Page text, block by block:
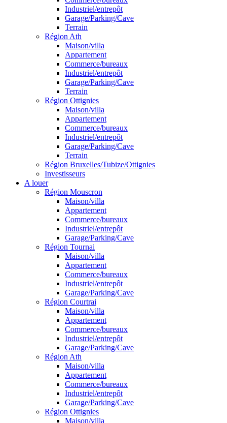
Industriel/entrepôt
Garage/Parking/Cave
Terrain
Région Ath
Maison/villa
Appartement
Commerce/bureaux
Industriel/entrepôt
Garage/Parking/Cave
Terrain
Région Ottignies
Maison/villa
Appartement
Commerce/bureaux
Industriel/entrepôt
Garage/Parking/Cave
Terrain
Région Bruxelles/Tubize/Ottignies
Investisseurs
A louer
Région Mouscron
Maison/villa
Appartement
Commerce/bureaux
Industriel/entrepôt
Garage/Parking/Cave
Région Tournai
Maison/villa
Appartement
Commerce/bureaux
Industriel/entrepôt
Garage/Parking/Cave
Région Courtrai
Maison/villa
Appartement
Commerce/bureaux
Industriel/entrepôt
Garage/Parking/Cave
Région Ath
Maison/villa
Appartement
Commerce/bureaux
Industriel/entrepôt
Garage/Parking/Cave
Région Ottignies
Maison/villa